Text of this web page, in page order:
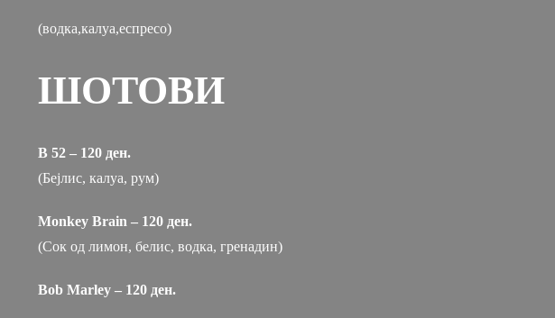
(водка,калуа,еспресо)
ШОТОВИ
B 52 – 120 ден.
(Бејлис, калуа, рум)
Monkey Brain – 120 ден.
(Сок од лимон, белис, водка, гренадин)
Bob Marley – 120 ден.